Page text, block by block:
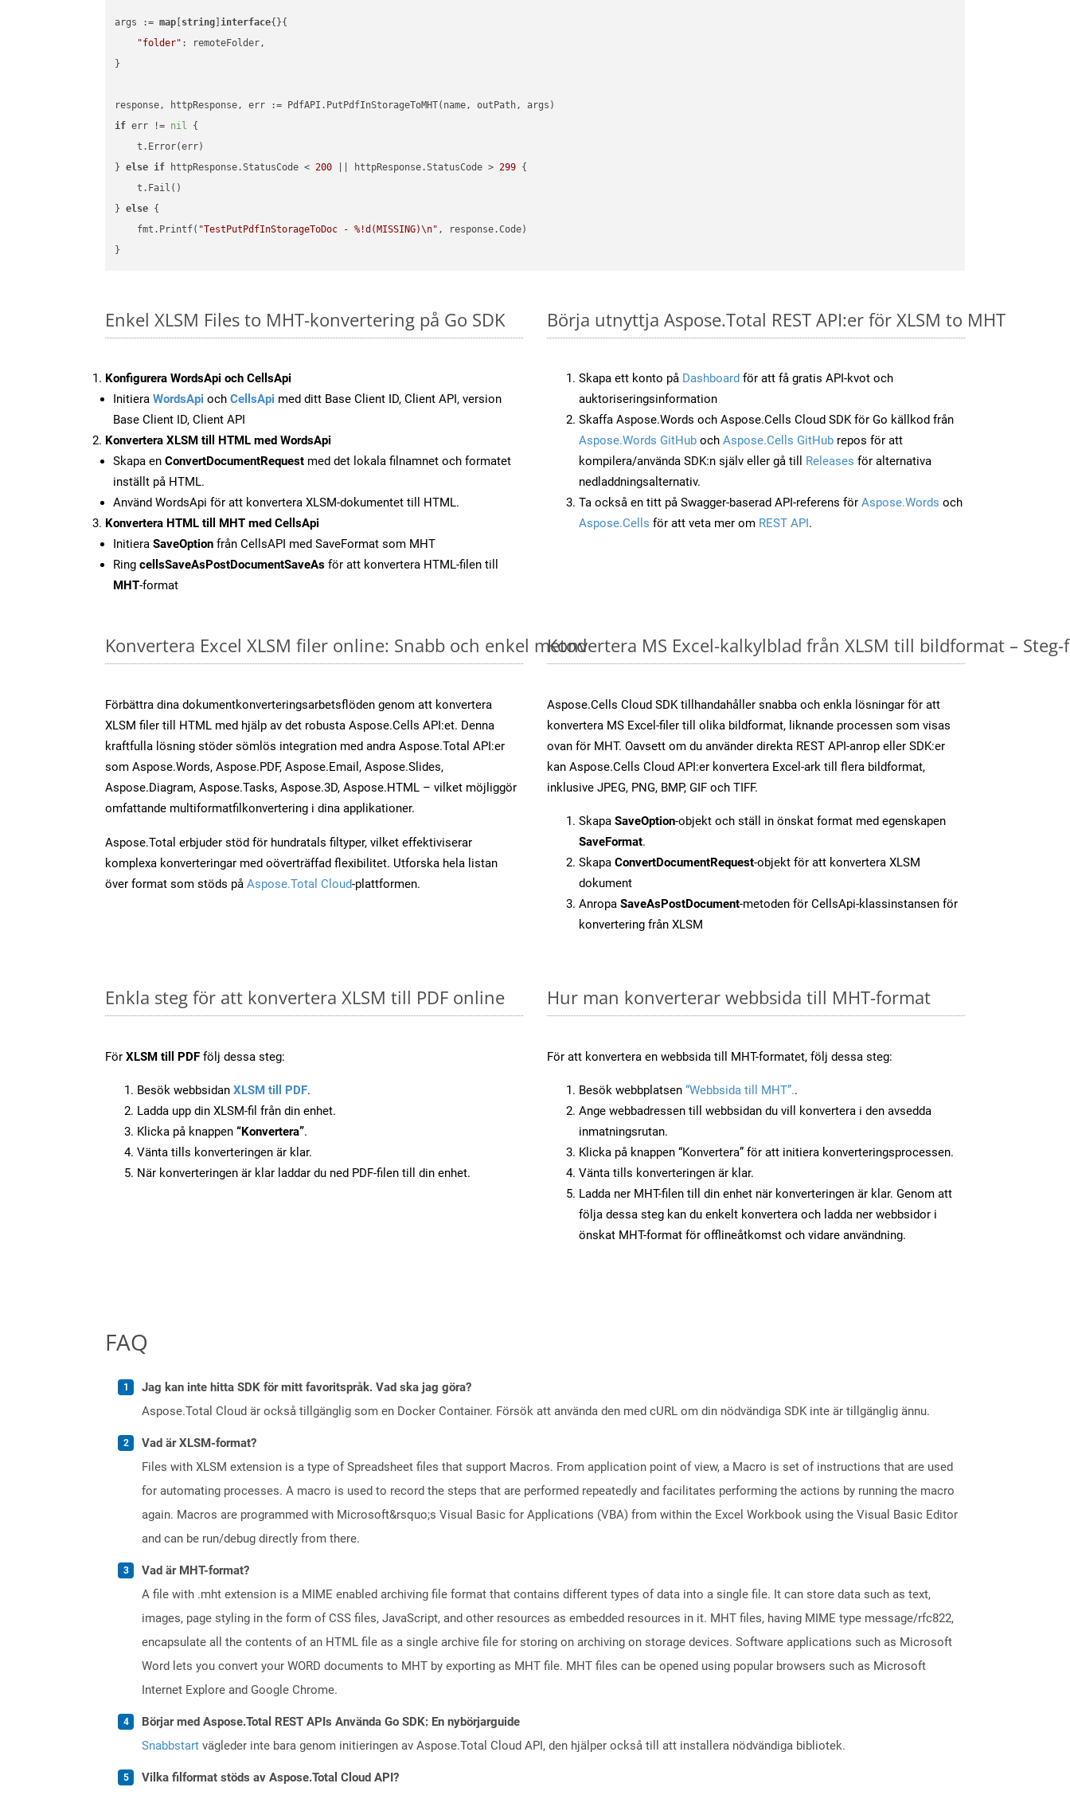
args := map string ]interface{}{
"folder" : remoteFolder,
}
if err != nil {
    t.Error(err)
} else if httpResponse.StatusCode < 200 || httpResponse.StatusCode > 299 {
    t.Fail()
} else {
    fmt.Printf(
"TestPutPdfInStorageToDoc - %!d(MISSING)\n" , response.Code)
Enkel XLSM Files to MHT-konvertering på Go SDK
Konfigurera WordsApi och CellsApi
Initiera WordsApi och CellsApi med ditt Base Client ID, Client API, version
Base Client ID, Client API
Konvertera XLSM till HTML med WordsApi
Skapa en ConvertDocumentRequest med det lokala filnamnet och formatet
inställt på HTML.
Använd WordsApi för att konvertera XLSM-dokumentet till HTML.
Konvertera HTML till MHT med CellsApi
Initiera SaveOption från CellsAPI med SaveFormat som MHT
Ring cellsSaveAsPostDocumentSaveAs för att konvertera HTML-filen till
MHT-format
Börja utnyttja Aspose.Total REST API:er för XLSM to MHT
Skapa ett konto på Dashboard för att få gratis API-kvot och
auktoriseringsinformation
Skaffa Aspose.Words och Aspose.Cells Cloud SDK för Go källkod från
Aspose.Words GitHub och Aspose.Cells GitHub repos för att
kompilera/använda SDK:n själv eller gå till Releases för alternativa
nedladdningsalternativ.
Ta också en titt på Swagger-baserad API-referens för Aspose.Words och
Aspose.Cells för att veta mer om REST API.
Konvertera Excel XLSM filer online: Snabb och enkel metod
Förbättra dina dokumentkonverteringsarbetsflöden genom att konvertera
XLSM filer till HTML med hjälp av det robusta Aspose.Cells API:et. Denna
kraftfulla lösning stöder sömlös integration med andra Aspose.Total API:er
som Aspose.Words, Aspose.PDF, Aspose.Email, Aspose.Slides,
Aspose.Diagram, Aspose.Tasks, Aspose.3D, Aspose.HTML – vilket möjliggör
omfattande multiformatfilkonvertering i dina applikationer.
Aspose.Total erbjuder stöd för hundratals filtyper, vilket effektiviserar
komplexa konverteringar med oöverträffad flexibilitet. Utforska hela listan
över format som stöds på Aspose.Total Cloud-plattformen.
Konvertera MS Excel-kalkylblad från XLSM till bildformat –
Aspose.Cells Cloud SDK tillhandahåller snabba och enkla lösningar för att
konvertera MS Excel-filer till olika bildformat, liknande processen som visas
ovan för MHT. Oavsett om du använder direkta REST API-anrop eller SDK:er
kan Aspose.Cells Cloud API:er konvertera Excel-ark till flera bildformat,
inklusive JPEG, PNG, BMP, GIF och TIFF.
Skapa SaveOption-objekt och ställ in önskat format med egenskapen
SaveFormat.
Skapa ConvertDocumentRequest-objekt för att konvertera XLSM
dokument
Anropa SaveAsPostDocument-metoden för CellsApi-klassinstansen för
konvertering från XLSM
Enkla steg för att konvertera XLSM till PDF online
För XLSM till PDF följ dessa steg:
Besök webbsidan XLSM till PDF.
Ladda upp din XLSM-fil från din enhet.
Klicka på knappen “Konvertera”.
Vänta tills konverteringen är klar.
När konverteringen är klar laddar du ned PDF-filen till din enhet.
Hur man konverterar webbsida till MHT-format
För att konvertera en webbsida till MHT-formatet, följ dessa steg:
Besök webbplatsen “Webbsida till MHT”..
Ange webbadressen till webbsidan du vill konvertera i den avsedda
inmatningsrutan.
Klicka på knappen “Konvertera” för att initiera konverteringsprocessen.
Vänta tills konverteringen är klar.
Ladda ner MHT-filen till din enhet när konverteringen är klar. Genom att
följa dessa steg kan du enkelt konvertera och ladda ner webbsidor i
önskat MHT-format för offlineåtkomst och vidare användning.
FAQ
Jag kan inte hitta SDK för mitt favoritspråk. Vad ska jag göra?
Aspose.Total Cloud är också tillgänglig som en Docker Container. Försök att använda den med cURL om din nödvändiga SDK inte är tillgänglig ännu.
Vad är XLSM-format?
Files with XLSM extension is a type of Spreadsheet files that support Macros. From application point of view, a Macro is set of instructions that are used
for automating processes. A macro is used to record the steps that are performed repeatedly and facilitates performing the actions by running the macro
again. Macros are programmed with Microsoft&rsquo;s Visual Basic for Applications (VBA) from within the Excel Workbook using the Visual Basic Editor
and can be run/debug directly from there.
Vad är MHT-format?
A file with .mht extension is a MIME enabled archiving file format that contains different types of data into a single file. It can store data such as text,
images, page styling in the form of CSS files, JavaScript, and other resources as embedded resources in it. MHT files, having MIME type message/rfc822,
encapsulate all the contents of an HTML file as a single archive file for storing on archiving on storage devices. Software applications such as Microsoft
Word lets you convert your WORD documents to MHT by exporting as MHT file. MHT files can be opened using popular browsers such as Microsoft
Internet Explore and Google Chrome.
Börjar med Aspose.Total REST APIs Använda Go SDK: En nybörjarguide
Snabbstart vägleder inte bara genom initieringen av Aspose.Total Cloud API, den hjälper också till att installera nödvändiga bibliotek.
Vilka filformat stöds av Aspose.Total Cloud API?